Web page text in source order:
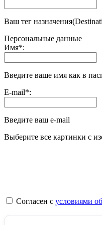
Ваш тег
Персональные данные
Имя*:
Введите ваше имя как в
E-mail*:
Введите ваш e-mail
Выберите все картинки с
Согласен с условиями